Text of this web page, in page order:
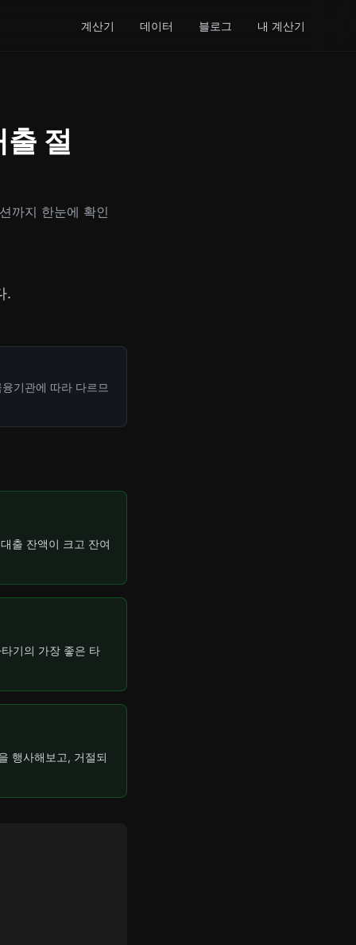
계산기 데이터 블로그 내 계산기
절
까지 한눈에 확인
.
기관에 따라 다르므
출 잔액이 크고 잔여
기의 가장 좋은 타
행사해보고, 거절되